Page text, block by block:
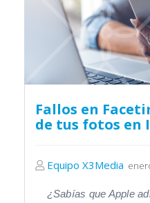
Fallos en
de tus fotos en
Equipo X3Media
¿Sabías que Apple